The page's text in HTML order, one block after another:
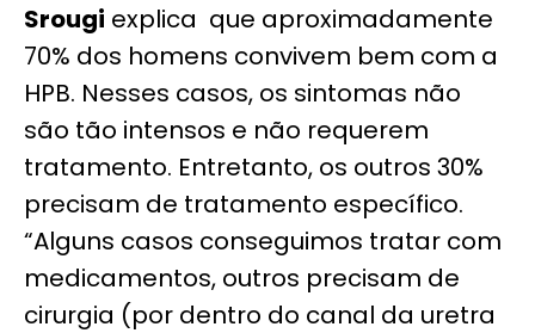
Srougi explica que aproximadamente
70% dos homens convivem bem com a
HPB. Nesses casos, os sintomas não
são tão intensos e não requerem
tratamento. Entretanto, os outros 30%
precisam de tratamento específico.
“Alguns casos conseguimos tratar com
medicamentos, outros precisam de
cirurgia (por dentro do canal da uretra